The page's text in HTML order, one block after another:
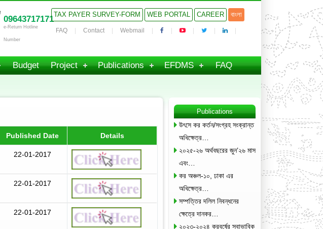
09643717171
e-Return Hotline
Number
TAX PAYER SURVEY-FORM WEB PORTAL CAREER বাংলা
FAQ Contact Webmail
Budget Project Publications EFDMS FAQ
Published Date Details
22-01-2017
22-01-2017
22-01-2017
Publications
উৎসে কর কর্তন/সংগ্রহ সংক্রান্ত
অধিক্ষেত্র…
২০২৫-২৬ অর্থবছরের জুন’২৬ মাস
এবং…
কর অঞ্চল-১০, ঢাকা এর
অধিক্ষেত্র…
সম্পত্তির দলিল নিবন্ধনের
ক্ষেত্রে দানকর…
২০২৩-২০২৪ করবর্ষের স্বাভাবিক